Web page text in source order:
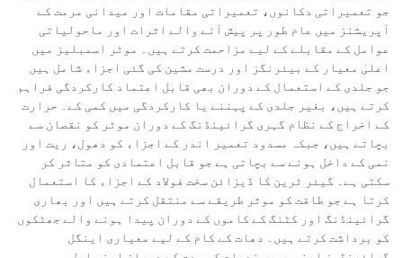
جو تعمیراتی دکانوں، تعمیراتی مقامات اور میدانی مرمت کے
آپریشنز میں عام طور پر پیش آنے والے اثرات اور ماحولیاتی
عوامل کے مقابلے کے لیے مزاحمت کرتے ہیں۔ موٹر اسمبلیز میں
اعلیٰ معیار کے بیئرنگز اور درست مشین کی گئی اجزاء شامل ہیں
جو جلدی کے استعمال کے دوران بھی قابل اعتماد کارکردگی فراہم
کرتے ہیں، بغیر جلدی کے پہننے یا کارکردگی میں کمی کے۔ حرارت
کے اخراج کے نظام گہری گرائینڈنگ کے دوران موٹر کو نقصان سے
بچاتے ہیں، جبکہ مسدود تعمیر اندر کے اجزاء کو دھول، ریت اور
نمی کے داخل ہونے سے بچاتی ہے جو قابل اعتمادی کو متاثر کر
سکتی ہے۔ گیئر ٹرین کا ڈیزائن سخت فولاد کے اجزاء کا استعمال
کرتا ہے جو طاقت کو موثر طریقے سے منتقل کرتے ہیں اور بھاری
گرائینڈنگ اور کٹنگ کے کاموں کے دوران پیدا ہونے والے جھٹکوں
کو برداشت کرتے ہیں۔ دھات کے کام کے لیے معیاری اینگل